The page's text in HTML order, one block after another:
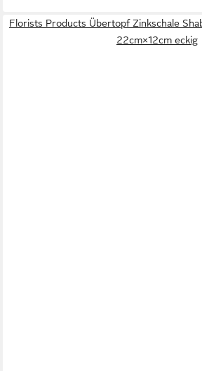
Florists Products Übertopf Zinkschale
22cm×12cm eckig